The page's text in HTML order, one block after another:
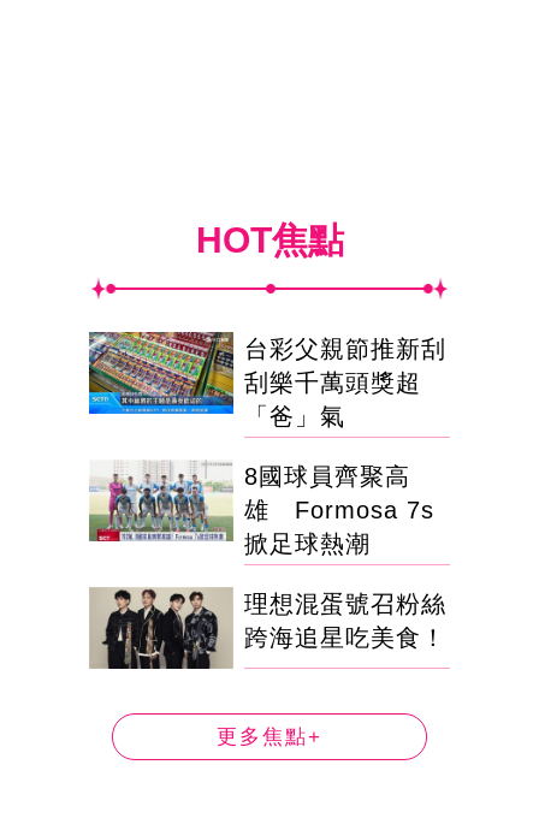
HOT焦點
台彩父親節推新刮
刮樂千萬頭獎超
「爸」氣
8國球員齊聚高
雄 Formosa 7s
掀足球熱潮
理想混蛋號召粉絲
跨海追星吃美食！
更多焦點+